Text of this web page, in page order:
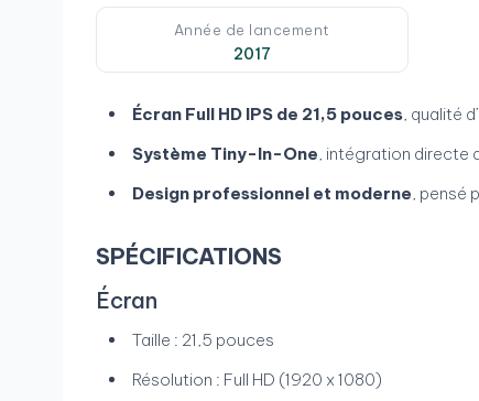
Année de lancement
2017
Écran Full HD IPS de 21,5 pouces, qualité
Système Tiny-In-One, intégration directe
Design professionnel et moderne, pensé
SPÉCIFICATIONS
Écran
Taille : 21,5 pouces
Résolution : Full HD (1920 x 1080)